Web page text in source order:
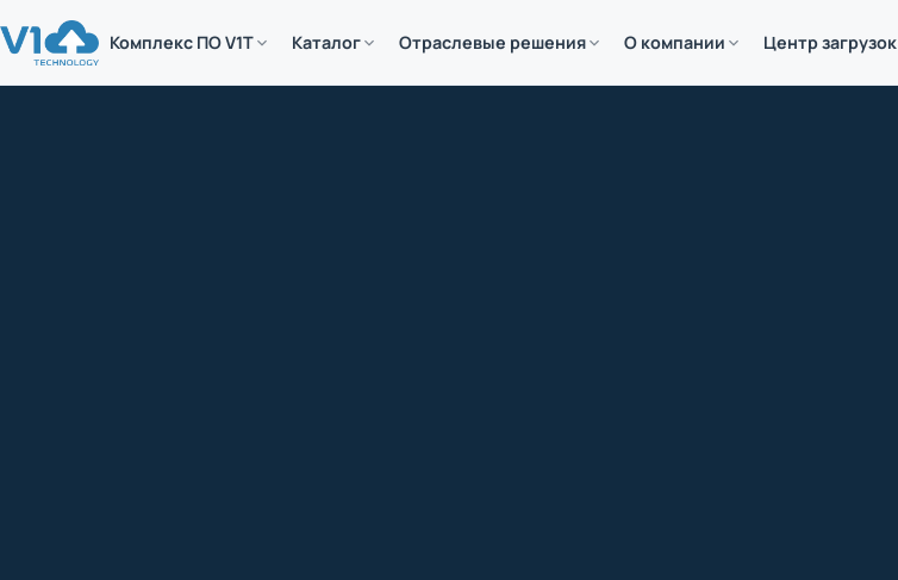
Комплекс ПО V1T Каталог Отраслевые решения О компании Центр загрузок